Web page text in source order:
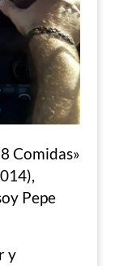
Comidas»
Pepe
y